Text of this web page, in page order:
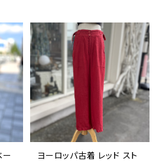
ー
ヨーロッパ古着 レッド スト